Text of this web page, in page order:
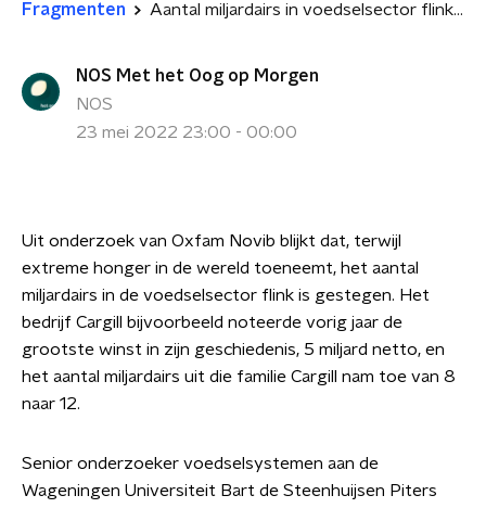
Fragmenten Aantal miljardairs in voedselsector flink gestegen
NOS Met het Oog op Morgen
NOS
23 mei 2022 23:00 - 00:00
Uit onderzoek van Oxfam Novib blijkt dat, terwijl
extreme honger in de wereld toeneemt, het aantal
miljardairs in de voedselsector flink is gestegen. Het
bedrijf Cargill bijvoorbeeld noteerde vorig jaar de
grootste winst in zijn geschiedenis, 5 miljard netto, en
het aantal miljardairs uit die familie Cargill nam toe van 8
naar 12.
Senior onderzoeker voedselsystemen aan de
Wageningen Universiteit Bart de Steenhuijsen Piters